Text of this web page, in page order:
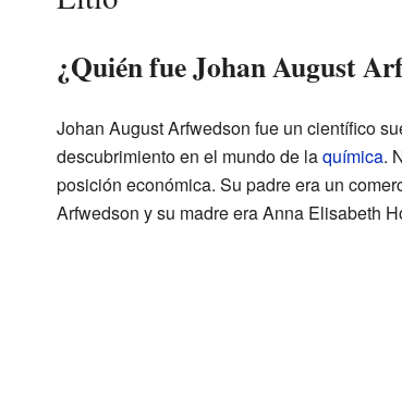
¿Quién fue Johan August
Johan August Arfwedson fue un científico
descubrimiento en el mundo de laquímica.
posición económica. Su padre era un
Arfwedson y su madre era Anna Elisabeth